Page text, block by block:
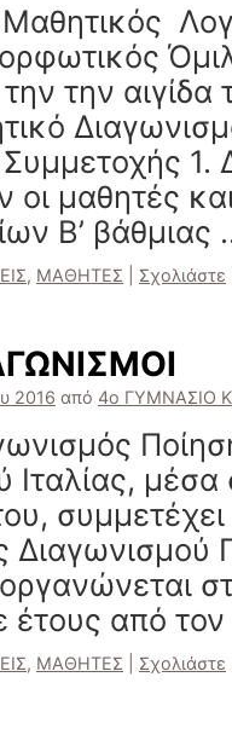
την αιγίδα
1.
μαθητές
Β’
, ΜΑΘΗΤΕΣ Σχολιάστε
2016 από 4ο ΓΥΜΝΑΣΙΟ
Ιταλίας,
Διαγωνισμού
έτους από τον
, ΜΑΘΗΤΕΣ Σχολιάστε